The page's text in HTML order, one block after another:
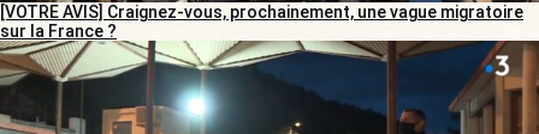
[VOTRE AVIS] Craignez-vous, prochainement, une vague migratoire
sur la France ?